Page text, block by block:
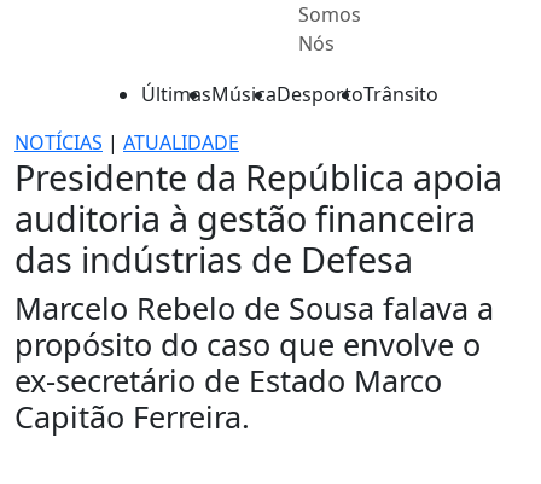
Somos
Nós
ÚltimasMúsicaDesportoTrânsito
NOTÍCIAS | ATUALIDADE
Presidente da República apoia
auditoria à gestão financeira
das indústrias de Defesa
Marcelo Rebelo de Sousa falava a
propósito do caso que envolve o
ex-secretário de Estado Marco
Capitão Ferreira.